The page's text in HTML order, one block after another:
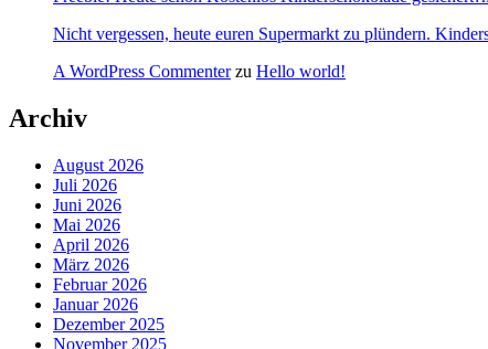
Nicht vergessen, heute euren Supermarkt zu plündern.
A WordPress Commenterzu Hello world!
Archiv
August 2026
Juli 2026
Juni 2026
Mai 2026
April 2026
März 2026
Februar 2026
Januar 2026
Dezember 2025
November 2025